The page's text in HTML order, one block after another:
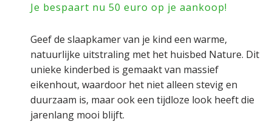
Je bespaart nu 50 euro op je aankoop!
Geef de slaapkamer van je kind een warme,
natuurlijke uitstraling met het huisbed Nature. Dit
unieke kinderbed is gemaakt van massief
eikenhout, waardoor het niet alleen stevig en
duurzaam is, maar ook een tijdloze look heeft die
jarenlang mooi blijft.